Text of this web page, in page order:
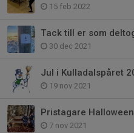
15 feb 2022
Tack till er som
30 dec 2021
Jul i Kulladalspåret
19 nov 2021
Pristagare
7 nov 2021